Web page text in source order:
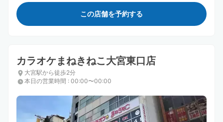
この店舗を予約する
カラオケまねきねこ大宮東口店
大宮駅から徒歩2分
本日の営業時間 : 00:00〜00:00